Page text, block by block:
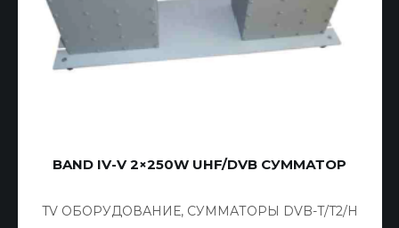
BAND IV-V 2×250W UHF/DVB СУММАТОР
TV ОБОРУДОВАНИЕ, СУММАТОРЫ DVB-T/T2/H